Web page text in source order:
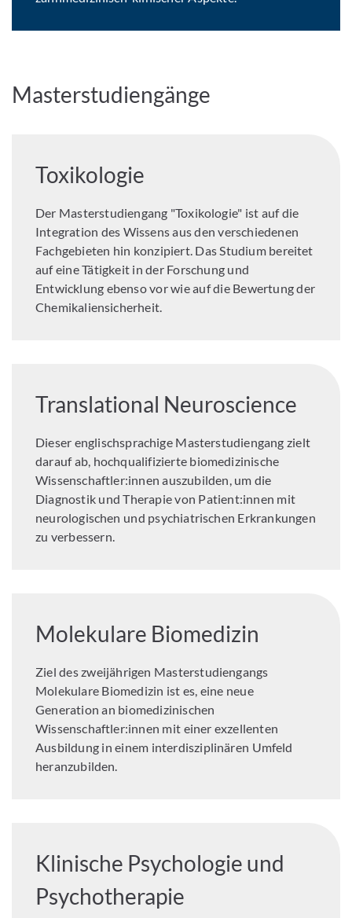
Masterstudiengänge
Toxikologie
Der Masterstudiengang "Toxikologie" ist auf die
Integration des Wissens aus den verschiedenen
Fachgebieten hin konzipiert. Das Studium bereitet
auf eine Tätigkeit in der Forschung und
Entwicklung ebenso vor wie auf die Bewertung der
Chemikaliensicherheit.
Translational Neuroscience
Dieser englischsprachige Masterstudiengang zielt
darauf ab, hochqualifizierte biomedizinische
Wissenschaftler:innen auszubilden, um die
Diagnostik und Therapie von Patient:innen mit
neurologischen und psychiatrischen Erkrankungen
zu verbessern.
Molekulare Biomedizin
Ziel des zweijährigen Masterstudiengangs
Molekulare Biomedizin ist es, eine neue
Generation an biomedizinischen
Wissenschaftler:innen mit einer exzellenten
Ausbildung in einem interdisziplinären Umfeld
heranzubilden.
Klinische Psychologie und
Psychotherapie